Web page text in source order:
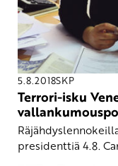
5.8.2018SKP
Terrori-isku
presidenttiä 4.8.